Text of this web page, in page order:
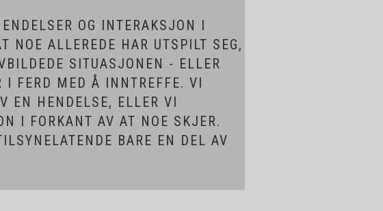
OG INTERAKSJON I
NOE ALLEREDE HAR UTSPILT SEG,
SITUASJONEN - ELLER
I FERD MED Å INNTREFFE. VI
EN HENDELSE, ELLER VI
I FORKANT AV AT NOE SKJER.
BARE EN DEL AV